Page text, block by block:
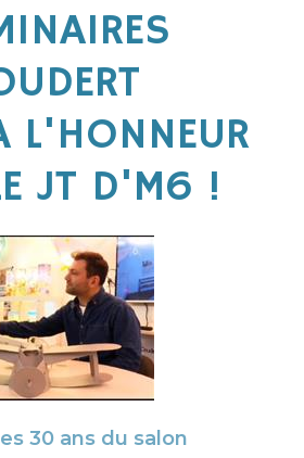
L'HONNEUR
JT D'M6 !
30 ans du salon